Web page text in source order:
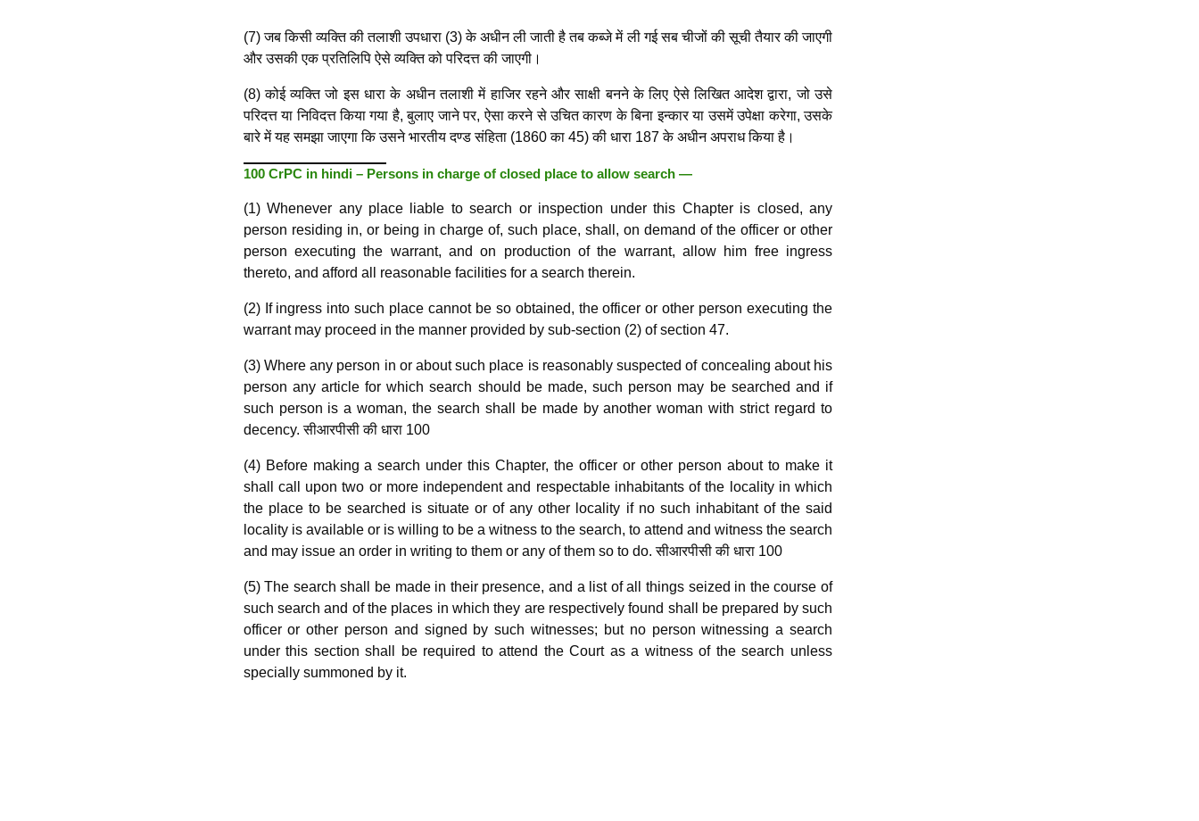
(7) जब किसी व्यक्ति की तलाशी उपधारा (3) के अधीन ली जाती है तब कब्जे में ली गई सब चीजों की सूची तैयार की जाएगी
और उसकी एक प्रतिलिपि ऐसे व्यक्ति को परिदत्त की जाएगी।
(8) कोई व्यक्ति जो इस धारा के अधीन तलाशी में हाजिर रहने और साक्षी बनने के लिए ऐसे लिखित आदेश द्वारा, जो उसे
परिदत्त या निविदत्त किया गया है, बुलाए जाने पर, ऐसा करने से उचित कारण के बिना इन्कार या उसमें उपेक्षा करेगा, उसके
बारे में यह समझा जाएगा कि उसने भारतीय दण्ड संहिता (1860 का 45) की धारा 187 के अधीन अपराध किया है।
100 CrPC in hindi – Persons in charge of closed place to allow search —
(1) Whenever any place liable to search or inspection under this Chapter is closed, any
person residing in, or being in charge of, such place, shall, on demand of the officer or other
person executing the warrant, and on production of the warrant, allow him free ingress
thereto, and afford all reasonable facilities for a search therein.
(2) If ingress into such place cannot be so obtained, the officer or other person executing the
warrant may proceed in the manner provided by sub-section (2) of section 47.
(3) Where any person in or about such place is reasonably suspected of concealing about his
person any article for which search should be made, such person may be searched and if
such person is a woman, the search shall be made by another woman with strict regard to
decency. सीआरपीसी की धारा 100
(4) Before making a search under this Chapter, the officer or other person about to make it
shall call upon two or more independent and respectable inhabitants of the locality in which
the place to be searched is situate or of any other locality if no such inhabitant of the said
locality is available or is willing to be a witness to the search, to attend and witness the search
and may issue an order in writing to them or any of them so to do. सीआरपीसी की धारा 100
(5) The search shall be made in their presence, and a list of all things seized in the course of
such search and of the places in which they are respectively found shall be prepared by such
officer or other person and signed by such witnesses; but no person witnessing a search
under this section shall be required to attend the Court as a witness of the search unless
specially summoned by it.